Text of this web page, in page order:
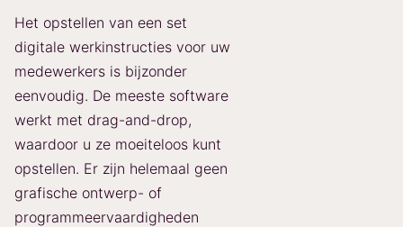
Het opstellen van een set
digitale werkinstructies voor uw
medewerkers is bijzonder
eenvoudig. De meeste software
werkt met drag-and-drop,
waardoor u ze moeiteloos kunt
opstellen. Er zijn helemaal geen
grafische ontwerp- of
programmeervaardigheden